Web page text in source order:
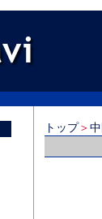
トップ＞